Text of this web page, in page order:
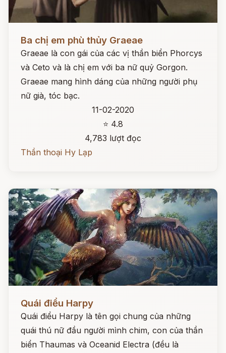
Ba chị em phù thủy Graeae
Graeae là con gái của các vị thần biển Phorcys
và Ceto và là chị em với ba nữ quỷ Gorgon.
Graeae mang hình dáng của những người phụ
nữ già, tóc bạc.
11-02-2020
⭐ 4.8
4,783 lượt đọc
Thần thoại Hy Lạp
Quái điểu Harpy
Quái điểu Harpy là tên gọi chung của những
quái thú nữ đầu người mình chim, con của thần
biển Thaumas và Oceanid Electra (đều là